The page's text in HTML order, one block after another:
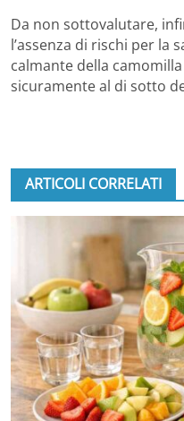
Da non sottovalutare,
l’assenza di rischi per la
calmante della
sicuramente al di sotto
ARTICOLI CORRELATI